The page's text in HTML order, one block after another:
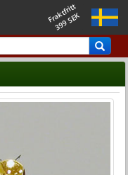
Fraktfritt
399 SEK